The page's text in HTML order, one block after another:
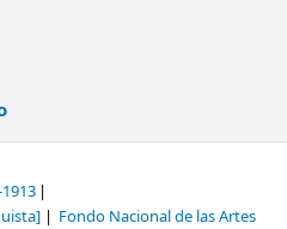
Fondo Nacional de las Artes